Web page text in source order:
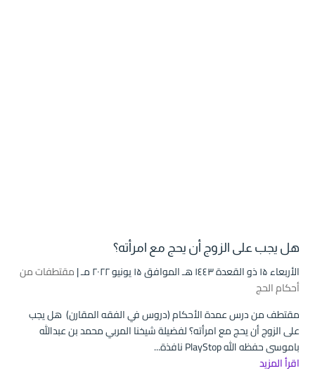
هل يجب على الزوج أن يحج مع امرأته؟
الأربعاء ۱۵ ذو القعدة ۱٤٤۳ هـ الموافق ۱۵ يونيو ۲۰۲۲ مـ |
مقتطفات من
أحكام الحج
مقتطف من درس عمدة الأحكام (دروس في الفقه المقارن) هل يجب
على الزوج أن يحج مع امرأته؟ لفضيلة شيخنا المربي محمد بن عبدالله
باموسى حفظه الله PlayStop نافذة...
اقرأ المزيد